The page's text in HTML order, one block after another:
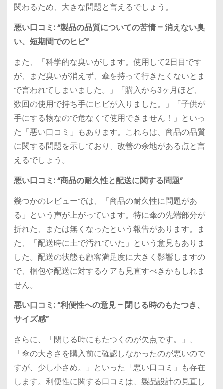
関わるため、大きな問題と言えるでしょう。
悪い口コミ: “製品の品質についての苦情 – 消えない臭
い、短期間でのヒビ”
また、「科学的な臭いがします。使用して2日目です
が、まだ臭いが消えず、傘を持って行きたくないとま
で言われてしまいました。」「購入から3ヶ月ほど、
数回の使用で持ち手にヒビが入りました。」「子供が
手にする物なので危なくて使用できません！」といっ
た「悪い口コミ」もあります。これらは、商品の品質
に関する問題を示しており、改善の余地がある点と言
えるでしょう。
悪い口コミ: “商品の耐久性と配送に関する問題”
幾つかのレビューでは、「商品の耐久性に問題があ
る」という声が上がっています。特に傘の先端部分が
折れた、または無くなったという報告があります。ま
た、「配送時に土で汚れていた」という意見もありま
した。配送の状態も顧客満足度に大きく影響しますの
で、梱包や配送に対するケアも見直すべきかもしれま
せん。
悪い口コミ: “利便性への意見 – 閉じる時のもたつき、
サイズ感”
さらに、「閉じる時にもたつくのが欠点です。」、
「傘の大きさを購入前に確認しなかったのが悪いので
すが、少し小さめ。」といった「悪い口コミ」も存在
します。利便性に関する口コミは、製品設計の見直し